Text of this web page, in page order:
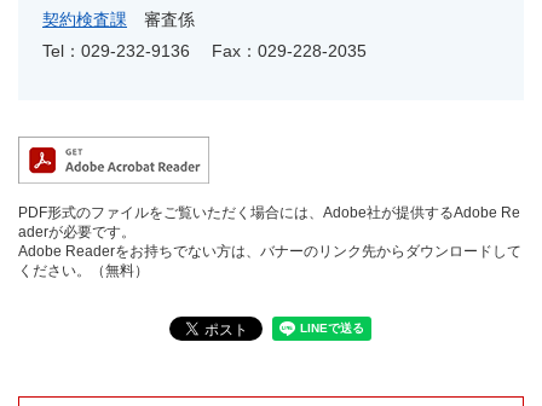
契約検査課
審査係
Tel：029-232-9136
Fax：029-228-2035
PDF形式のファイルをご覧いただく場合には、Adobe社が提供するAdobe Re
aderが必要です。
Adobe Readerをお持ちでない方は、バナーのリンク先からダウンロードして
ください。（無料）